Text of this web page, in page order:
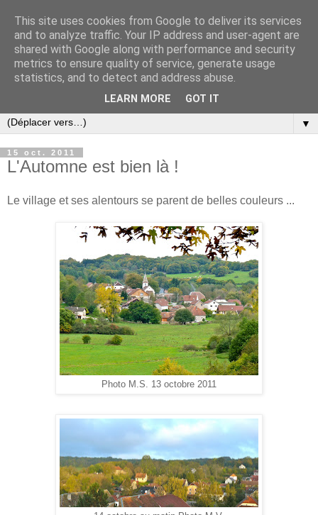
▼
15 oct. 2011
L'Automne est bien là !
Le village et ses alentours se parent de belles couleurs ...
Photo M.S. 13 octobre 2011
This site uses cookies from Google to deliver its services
and to analyze traffic. Your IP address and user-agent are
shared with Google along with performance and security
metrics to ensure quality of service, generate usage
statistics, and to detect and address abuse.
LEARN MORE GOT IT